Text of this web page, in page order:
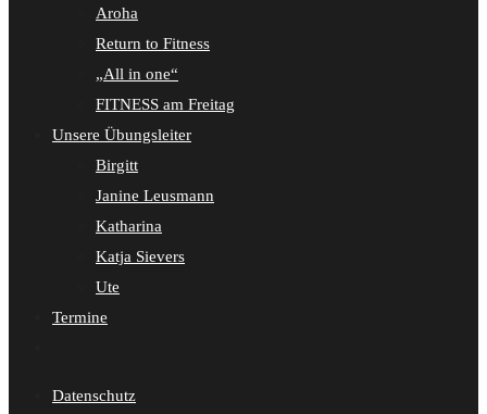
Aroha
Return to Fitness
„All in one“
FITNESS am Freitag
Unsere Übungsleiter
Birgitt
Janine Leusmann
Katharina
Katja Sievers
Ute
Termine
umschalten
Datenschutz